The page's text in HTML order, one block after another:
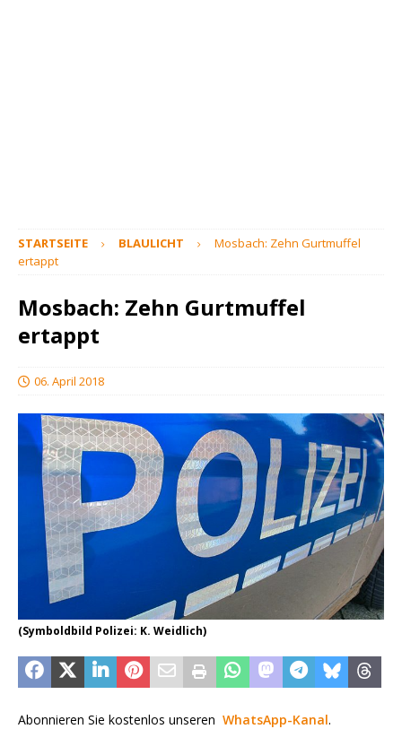
STARTSEITE BLAULICHT
Mosbach: Zehn Gurtmuffel
ertappt
Mosbach: Zehn Gurtmuffel
ertappt
06. April 2018
(Symboldbild Polizei: K. Weidlich)
Abonnieren Sie kostenlos unseren WhatsApp-Kanal.